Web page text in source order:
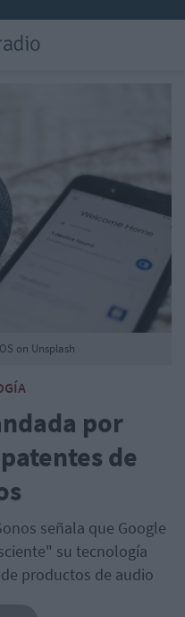
por
de
señala que Google
su tecnología
productos de audio
on Unsplash